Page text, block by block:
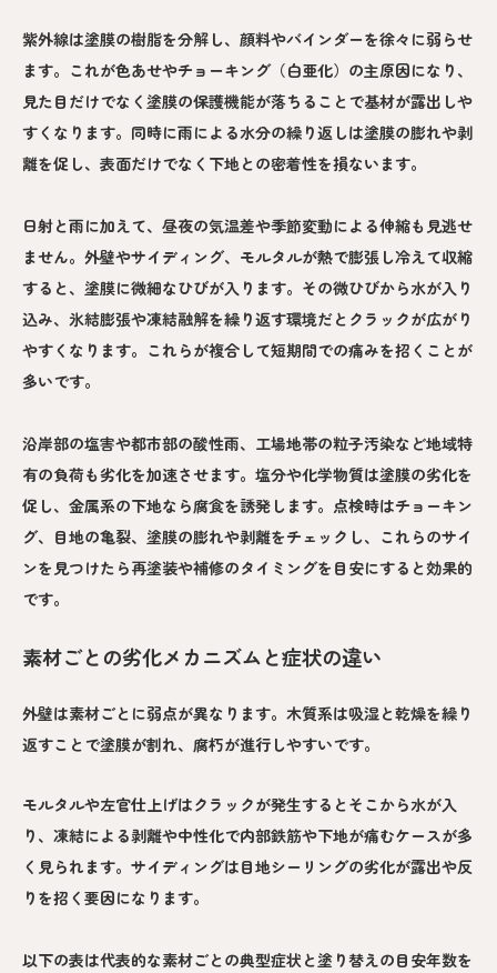
紫外線は塗膜の樹脂を分解し、顔料やバインダーを徐々に弱らせ
ます。これが色あせやチョーキング（白亜化）の主原因になり、
見た目だけでなく塗膜の保護機能が落ちることで基材が露出しや
すくなります。同時に雨による水分の繰り返しは塗膜の膨れや剥
離を促し、表面だけでなく下地との密着性を損ないます。
日射と雨に加えて、昼夜の気温差や季節変動による伸縮も見逃せ
ません。外壁やサイディング、モルタルが熱で膨張し冷えて収縮
すると、塗膜に微細なひびが入ります。その微ひびから水が入り
込み、氷結膨張や凍結融解を繰り返す環境だとクラックが広がり
やすくなります。これらが複合して短期間での痛みを招くことが
多いです。
沿岸部の塩害や都市部の酸性雨、工場地帯の粒子汚染など地域特
有の負荷も劣化を加速させます。塩分や化学物質は塗膜の劣化を
促し、金属系の下地なら腐食を誘発します。点検時はチョーキン
グ、目地の亀裂、塗膜の膨れや剥離をチェックし、これらのサイ
ンを見つけたら再塗装や補修のタイミングを目安にすると効果的
です。
素材ごとの劣化メカニズムと症状の違い
外壁は素材ごとに弱点が異なります。木質系は吸湿と乾燥を繰り
返すことで塗膜が割れ、腐朽が進行しやすいです。
モルタルや左官仕上げはクラックが発生するとそこから水が入
り、凍結による剥離や中性化で内部鉄筋や下地が痛むケースが多
く見られます。サイディングは目地シーリングの劣化が露出や反
りを招く要因になります。
以下の表は代表的な素材ごとの典型症状と塗り替えの目安年数を